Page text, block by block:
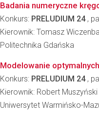
Badania numeryczne
Konkurs: PRELUDIUM 24,
Kierownik: Tomasz
Politechnika Gdańska
Modelowanie
Konkurs: PRELUDIUM 24,
Kierownik: Robert Muszyński
Uniwersytet Warmińsko-